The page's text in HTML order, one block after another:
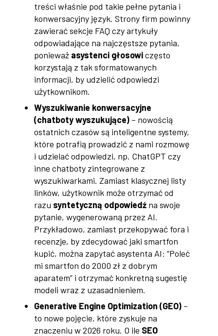
treści właśnie pod takie pełne pytania i
konwersacyjny język. Strony firm powinny
zawierać sekcje FAQ czy artykuły
odpowiadające na najczęstsze pytania,
ponieważ asystenci głosowiczęsto
korzystają z tak sformatowanych
informacji, by udzielić odpowiedzi
użytkownikom.
Wyszukiwanie konwersacyjne
(chatboty wyszukujące) – nowością
ostatnich czasów są inteligentne systemy,
które potrafią prowadzić z nami rozmowę
i udzielać odpowiedzi, np. ChatGPT czy
inne chatboty zintegrowane z
wyszukiwarkami. Zamiast klasycznej listy
linków, użytkownik może otrzymać od
razu syntetyczną odpowiedź na swoje
pytanie, wygenerowaną przez AI.
Przykładowo, zamiast przekopywać fora i
recenzje, by zdecydować jaki smartfon
kupić, można zapytać asystenta AI: “Poleć
mi smartfon do 2000 zł z dobrym
aparatem” i otrzymać konkretną sugestię
modeli wraz z uzasadnieniem.
Generative Engine Optimization (GEO) –
to nowe pojęcie, które zyskuje na
znaczeniu w 2026 roku. O ile SEO